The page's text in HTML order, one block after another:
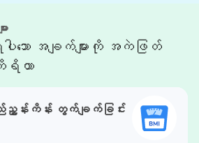
း
ပါသော အချက်များကို အကဲဖြတ်
ရိယာ
းကိန်း တွက်ချက်ခြင်း